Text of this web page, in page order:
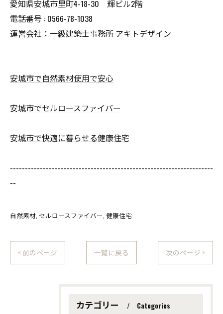
愛知県安城市里町4-18-30 輝ビル2階
電話番号 : 0566-78-1038
運営会社：一級建築士事務所 アキトデザイン
安城市で自然素材使用で安心
安城市でセルロースファイバー
安城市で快適に暮らせる健康住宅
--------------------------------------------------------------------
--
自然素材 セルロースファイバー 健康住宅
< 前のページ 一覧に戻る 次のページ >
カテゴリー Categories